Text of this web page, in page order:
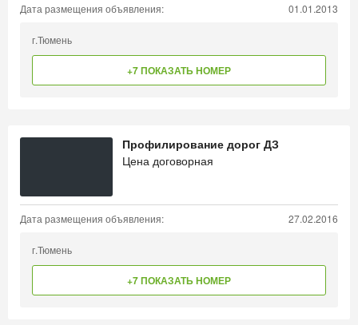
Дата размещения объявления: 01.01.2013
г.Тюмень
+7 ПОКАЗАТЬ НОМЕР
Профилирование дорог ДЗ
Цена договорная
Дата размещения объявления: 27.02.2016
г.Тюмень
+7 ПОКАЗАТЬ НОМЕР